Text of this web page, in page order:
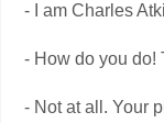
- I am Charles
- How do you do!
- Not at all. Your